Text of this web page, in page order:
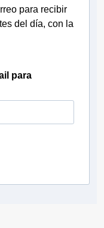
para recibir
del día, con la
para